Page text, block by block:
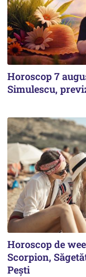
Horoscop 7
Simulescu,
Horoscop de
Scorpion,
Pești